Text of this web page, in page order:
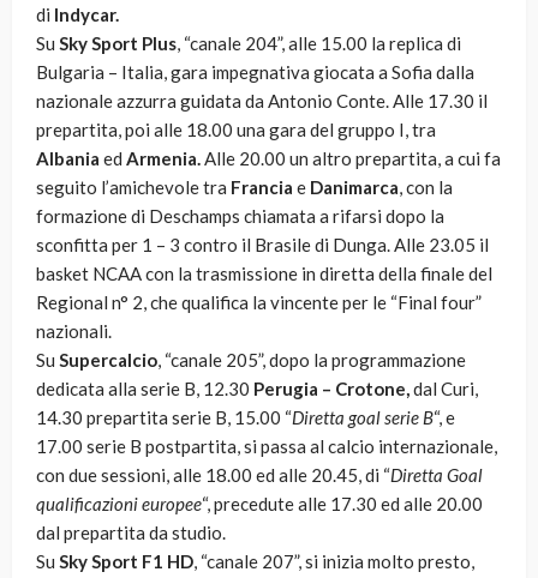
di Indycar.
Su Sky Sport Plus, “canale 204”, alle 15.00 la replica di
Bulgaria – Italia, gara impegnativa giocata a Sofia dalla
nazionale azzurra guidata da Antonio Conte. Alle 17.30 il
prepartita, poi alle 18.00 una gara del gruppo I, tra
Albania ed Armenia.Alle 20.00 un altro prepartita, a cui fa
seguito l’amichevole tra Francia e Danimarca, con la
formazione di Deschamps chiamata a rifarsi dopo la
sconfitta per 1 – 3 contro il Brasile di Dunga. Alle 23.05 il
basket NCAA con la trasmissione in diretta della finale del
Regional n° 2, che qualifica la vincente per le “Final four”
nazionali.
Su Supercalcio, “canale 205”, dopo la programmazione
dedicata alla serie B, 12.30 Perugia – Crotone,dal Curi,
14.30 prepartita serie B, 15.00 “Diretta goal serie B“, e
17.00 serie B postpartita, si passa al calcio internazionale,
con due sessioni, alle 18.00 ed alle 20.45, di “Diretta Goal
qualificazioni europee“, precedute alle 17.30 ed alle 20.00
dal prepartita da studio.
Su Sky Sport F1 HD, “canale 207”, si inizia molto presto,